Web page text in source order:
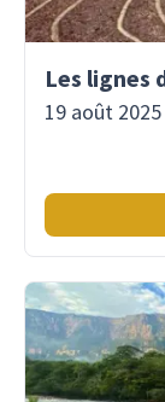
19 août 2025